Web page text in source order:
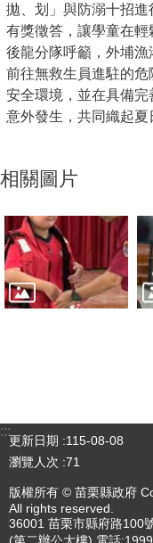
拋、划」與防溺十招
有獎徵答，讓學童在輕
後龍分隊呼籲，外埔
前往無救生員進駐的
安全環境，並在具備
意外發生，共同織起夏
相關圖片
:::
更新日期
115-08-08
瀏覽人次 71
版權所有 © 苗栗縣政府
All rights reserved.
36001 苗栗市縣府路100
(第二辦公大樓) 電話